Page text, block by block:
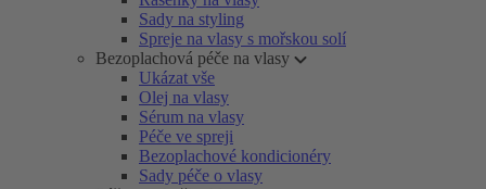
Sady na styling
Spreje na vlasy s mořskou solí
Bezoplachová péče na vlasy
Ukázat vše
Olej na vlasy
Sérum na vlasy
Péče ve spreji
Bezoplachové kondicionéry
Sady péče o vlasy